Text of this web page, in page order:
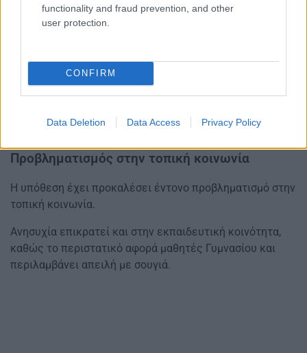
functionality and fraud prevention, and other
user protection.
CONFIRM
Data Deletion Data Access Privacy Policy
παραμέλησης εποπτείας ανηλίκου.
Οι 15χρονοι μαθητές οδηγούνται στην Εισαγγελία
Πρωτοδικών Ιωαννίνων.
βίαιων συμβάντων μεταξύ ανηλίκων στην περιοχή.
Προβληματισμός στην τοπική κοινωνία
Η υπόθεση έχει προκαλέσει έντονο προβληματισμό στην
τοπική κοινωνία.
Ανησυχία επικρατεί και στην εκπαιδευτική κοινότητα,
καθώς το περιστατικό αφορά μαθητές Γυμνασίου και
περιλαμβάνει απειλή με σουγιά.